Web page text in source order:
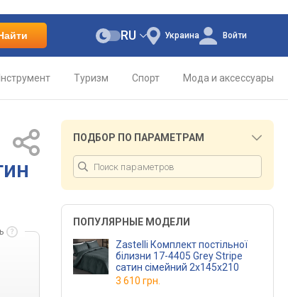
Украина
RU Войти
Туризм Спорт Мода и аксессуары
ПОДБОР ПО ПАРАМЕТРАМ
ПОПУЛЯРНЫЕ МОДЕЛИ
Zastelli Комплект постільної
білизни 17-4405 Grey Stripe
сатин сімейний 2х145х210
3 610 грн.